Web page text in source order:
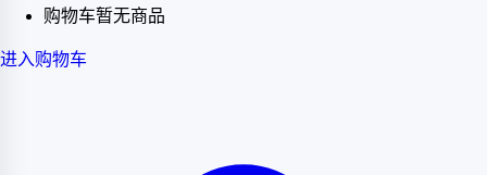
购物车暂无商品
进入购物车